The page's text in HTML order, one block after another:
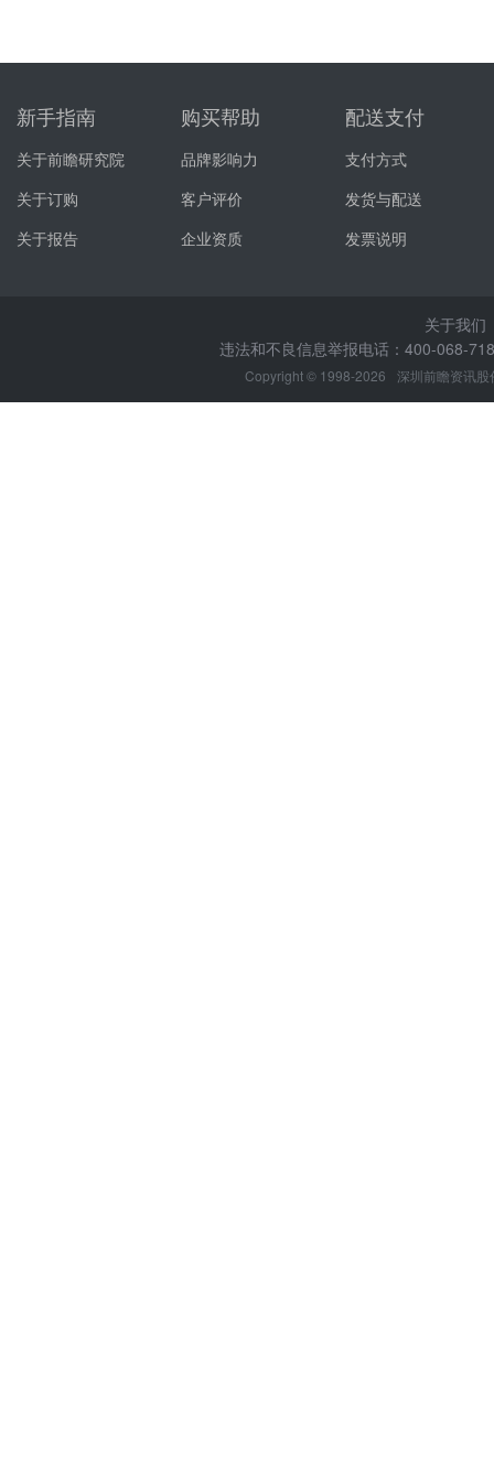
新手指南
关于前瞻研究院
关于订购
关于报告
购买帮助
品牌影响力
客户评价
企业资质
配送支付
支付方式
发货与配送
发票说明
关于我们
违法和不良信息举报电话：400-068-
Copyright © 1998-2026 深圳前瞻资讯股